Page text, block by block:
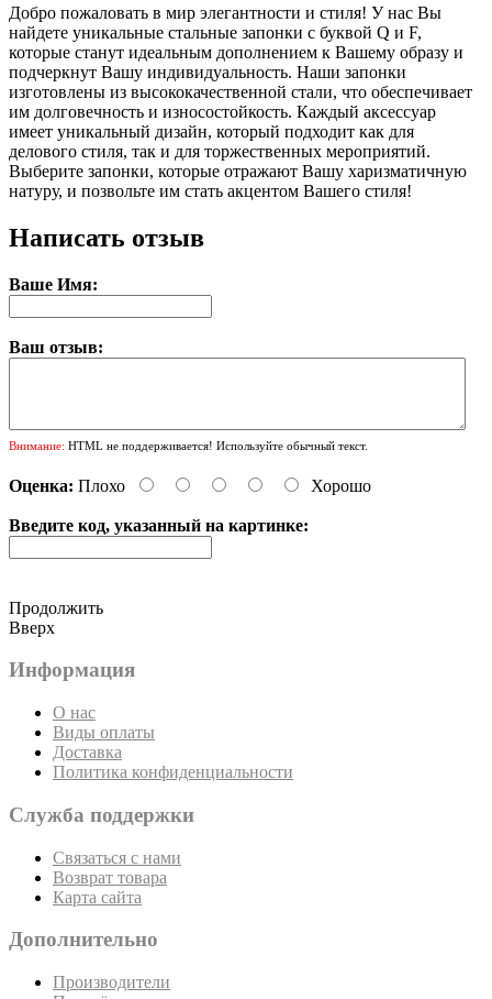
Добро пожаловать в мир элегантности и стиля! У нас Вы
найдете уникальные стальные запонки с буквой Q и F,
которые станут идеальным дополнением к Вашему образу и
подчеркнут Вашу индивидуальность. Наши запонки
изготовлены из высококачественной стали, что обеспечивает
им долговечность и износостойкость. Каждый аксессуар
имеет уникальный дизайн, который подходит как для
делового стиля, так и для торжественных мероприятий.
Выберите запонки, которые отражают Вашу харизматичную
натуру, и позвольте им стать акцентом Вашего стиля!
Написать отзыв
Ваше Имя:
Ваш отзыв:
Внимание: HTML не поддерживается! Используйте обычный текст.
Оценка: Плохо Хорошо
Введите код, указанный на картинке:
Продолжить
Вверх
Информация
О нас
Виды оплаты
Доставка
Политика конфиденциальности
Служба поддержки
Связаться с нами
Возврат товара
Карта сайта
Дополнительно
Производители